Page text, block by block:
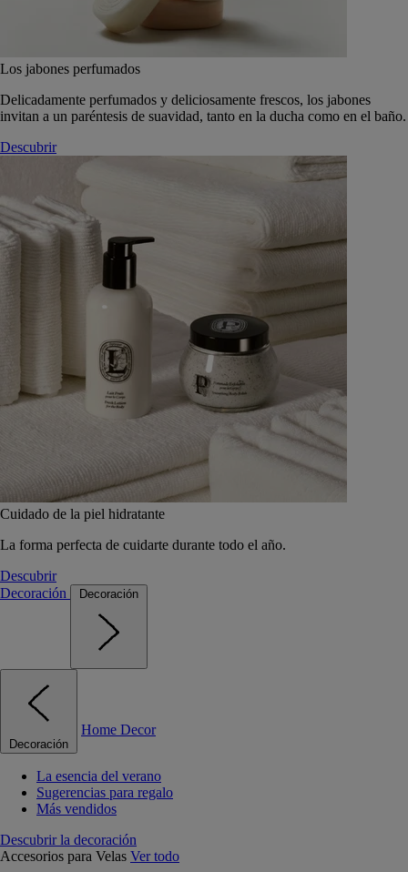
Los jabones perfumados
Delicadamente perfumados y deliciosamente frescos, los jabones
invitan a un paréntesis de suavidad, tanto en la ducha como en el baño.
Descubrir
Cuidado de la piel hidratante
La forma perfecta de cuidarte durante todo el año.
Descubrir
Decoración
Decoración
Decoración
Home Decor
La esencia del verano
Sugerencias para regalo
Más vendidos
Descubrir la decoración
Accesorios para Velas Ver todo